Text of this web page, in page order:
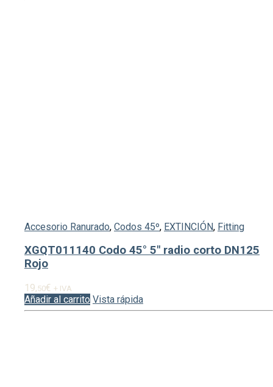
Accesorio Ranurado, Codos 45º, EXTINCIÓN, Fitting
XGQT011140 Codo 45° 5″ radio corto DN125
Rojo
19,50€ + IVA
Añadir al carrito Vista rápida